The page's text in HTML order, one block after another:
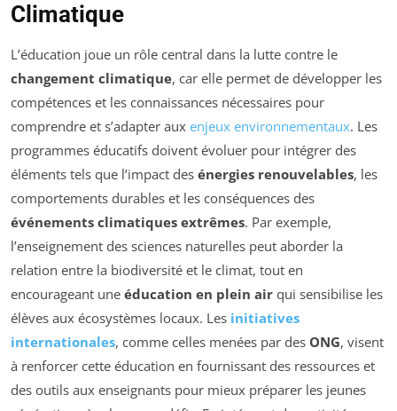
Climatique
L’éducation joue un rôle central dans la lutte contre le
changement climatique, car elle permet de développer les
compétences et les connaissances nécessaires pour
comprendre et s’adapter aux enjeux environnementaux. Les
programmes éducatifs doivent évoluer pour intégrer des
éléments tels que l’impact des énergies renouvelables, les
comportements durables et les conséquences des
événements climatiques extrêmes. Par exemple,
l’enseignement des sciences naturelles peut aborder la
relation entre la biodiversité et le climat, tout en
encourageant une éducation en plein air qui sensibilise les
élèves aux écosystèmes locaux. Les initiatives
internationales, comme celles menées par des ONG, visent
à renforcer cette éducation en fournissant des ressources et
des outils aux enseignants pour mieux préparer les jeunes